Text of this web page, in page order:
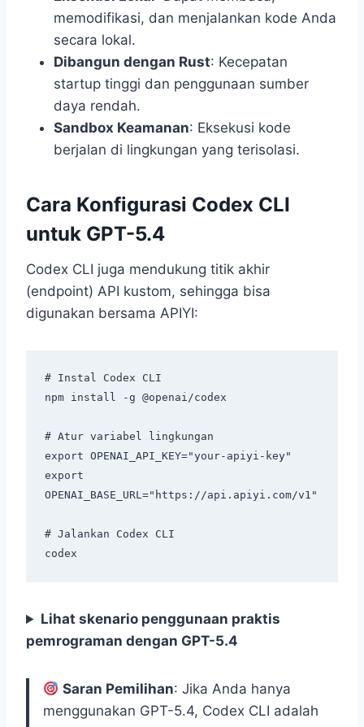
memodifikasi, dan menjalankan kode Anda
secara lokal.
Dibangun dengan Rust: Kecepatan
startup tinggi dan penggunaan sumber
daya rendah.
Sandbox Keamanan: Eksekusi kode
berjalan di lingkungan yang terisolasi.
Cara Konfigurasi Codex CLI
untuk GPT-5.4
Codex CLI juga mendukung titik akhir
(endpoint) API kustom, sehingga bisa
digunakan bersama APIYI:
# Instal Codex CLI
npm install -g @openai/codex
# Atur variabel lingkungan
export OPENAI_API_KEY="your-apiyi-key"
export
OPENAI_BASE_URL="https://api.apiyi.com/v1"
# Jalankan Codex CLI
Lihat skenario penggunaan praktis
pemrograman dengan GPT-5.4
Saran Pemilihan: Jika Anda hanya
menggunakan GPT-5.4, Codex CLI adalah